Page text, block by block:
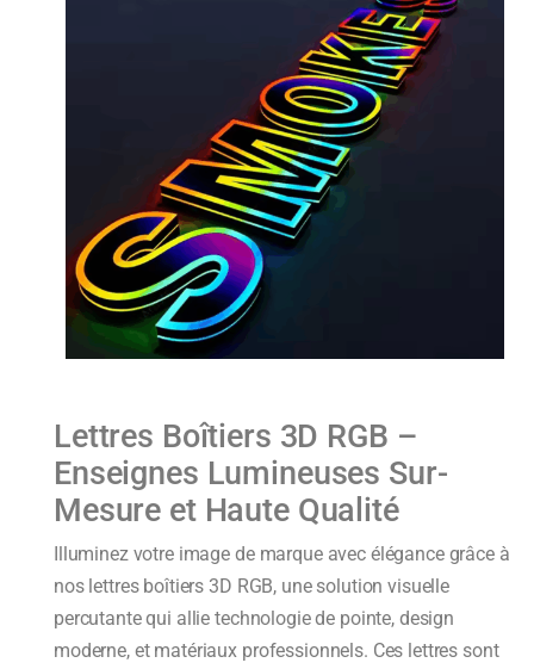
Lettres Boîtiers 3D RGB –
Enseignes Lumineuses Sur-
Mesure et Haute Qualité
Illuminez votre image de marque avec élégance grâce à
nos lettres boîtiers 3D RGB, une solution visuelle
percutante qui allie technologie de pointe, design
moderne, et matériaux professionnels. Ces lettres sont